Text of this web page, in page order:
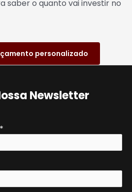
saber o quanto vai investir no
personalizado
Newsletter
*